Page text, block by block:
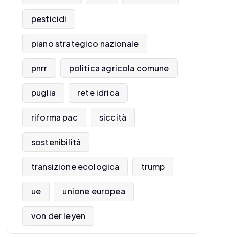
pesticidi
piano strategico nazionale
pnrr politica agricola comune
puglia rete idrica
riforma pac siccità
sostenibilità
transizione ecologica trump
ue unione europea
von der leyen